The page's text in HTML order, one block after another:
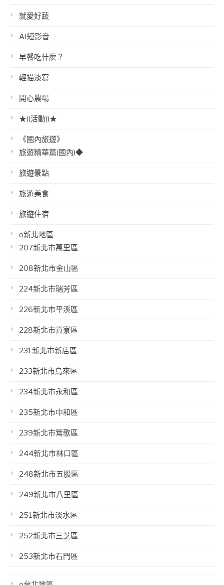
就愛好蔬
AI短影音
早餐吃什麼？
輕描淡寫
開心農場
★((活動))★
《國內旅遊》
旅遊精華篇(國內)◆
旅遊景點
旅遊美食
旅遊住宿
o新北地區
207新北市萬里區
208新北市金山區
224新北市瑞芳區
226新北市平溪區
228新北市貢寮區
231新北市新店區
233新北市烏來區
234新北市永和區
235新北市中和區
239新北市鶯歌區
244新北市林口區
248新北市五股區
249新北市八里區
251新北市淡水區
252新北市三芝區
253新北市石門區